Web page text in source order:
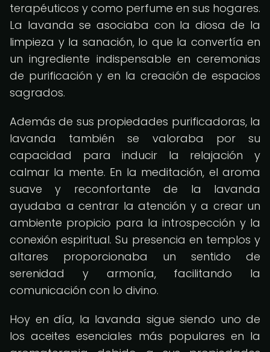
terapéuticos y como perfume en sus hogares.
La lavanda se asociaba con la diosa de la
limpieza y la sanación, lo que la convertía en
un ingrediente indispensable en ceremonias
de purificación y en la creación de espacios
sagrados.
Además de sus propiedades purificadoras, la
lavanda también se valoraba por su
capacidad para inducir la relajación y
calmar la mente. En la meditación, el aroma
suave y reconfortante de la lavanda
ayudaba a centrar la atención y a crear un
ambiente propicio para la introspección y la
conexión espiritual. Su presencia en templos y
altares proporcionaba un sentido de
serenidad y armonía, facilitando la
comunicación con lo divino.
Hoy en día, la lavanda sigue siendo uno de
los aceites esenciales más populares en la